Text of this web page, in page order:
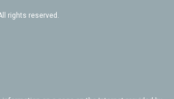
rights reserved.